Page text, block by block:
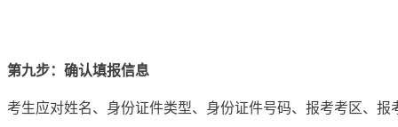
第九步：确认填报信息
考生应对姓名、身份证件类型、身份证件号码、报考考区、